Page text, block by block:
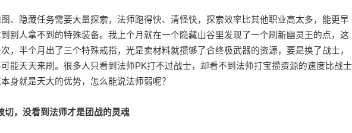
、隐藏任务需要大量探索，法师跑得快、清怪快，探索效率比其他职业高太多，能更早
别人拿不到的特殊装备。我上个月就在一个隐藏山谷里发现了一个刷新幽灵王的点，这
，半个月出了三个特殊戒指，光是卖材料就攒够了合终极武器的资源，要是换了战士，
能天天来刷。很多人只看到法师PK打不过战士，却看不到法师打宝攒资源的速度比战士
身就是天大的优势，怎么能说法师弱呢？
切，没看到法师才是团战的灵魂